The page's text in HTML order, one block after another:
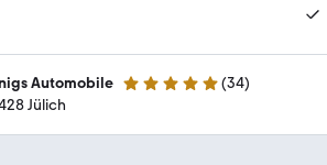
Automobile 4.8 Sterne (34)
Jülich